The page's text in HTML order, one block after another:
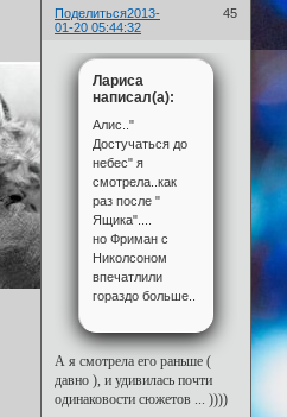
Поделиться 45
2013-
01-20 05:44:32
Лариса
написал(а):
Алис.."
Достучаться до
небес" я
смотрела..как
раз после "
Ящика"....
но Фриман с
Николсоном
впечатлили
гораздо больше..
А я смотрела его раньше (
давно ), и удивилась почти
одинаковости сюжетов ... ))))